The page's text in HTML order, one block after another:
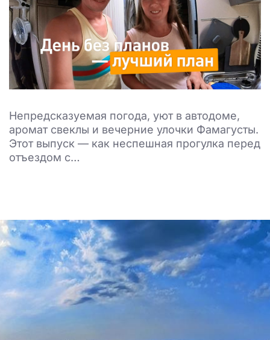
Непредсказуемая погода, уют в автодоме,
аромат свеклы и вечерние улочки Фамагусты.
Этот выпуск — как неспешная прогулка перед
отъездом с…